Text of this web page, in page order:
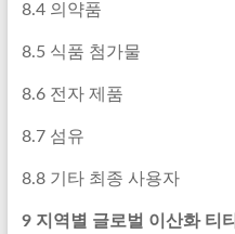
8.4 의약품
8.5 식품 첨가물
8.6 전자 제품
8.7 섬유
8.8 기타 최종 사용자
9 지역별 글로벌 이산화 티